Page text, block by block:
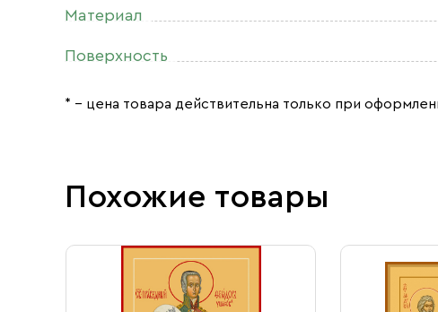
Материал
Поверхность
* – цена товара действительна только при
Похожие товары